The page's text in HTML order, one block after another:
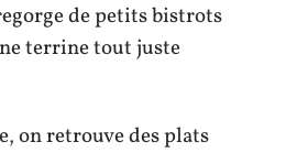
de petits bistrots
terrine tout juste
on retrouve des plats